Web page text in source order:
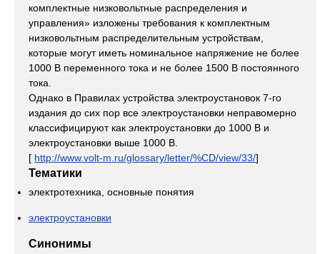
комплектные низковольтные распределения и
управления» изложены требования к комплектным
низковольтным распределительным устройствам,
которые могут иметь номинальное напряжение не более
1000 В переменного тока и не более 1500 В постоянного
тока.
Однако в Правилах устройства электроустановок 7-го
издания до сих пор все электроустановки неправомерно
классифицируют как электроустановки до 1000 В и
электроустановки выше 1000 В.
[ http://www.volt-m.ru/glossary/letter/%CD/view/33/]
Тематики
электротехника, основные понятия
электроустановки
Синонимы